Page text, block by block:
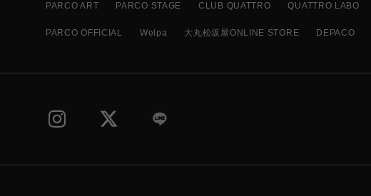
PARCO ART PARCO STAGE CLUB QUATTRO QUATTRO LABO
PARCO OFFICIAL Welpa 大丸松坂屋ONLINE STORE DEPACO